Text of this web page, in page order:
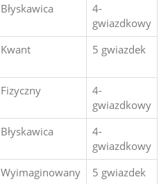
Błyskawica
4-
gwiazdkowy
Kwant 5 gwiazdek
Fizyczny
4-
gwiazdkowy
Błyskawica
4-
gwiazdkowy
Wyimaginowany
5 gwiazdek